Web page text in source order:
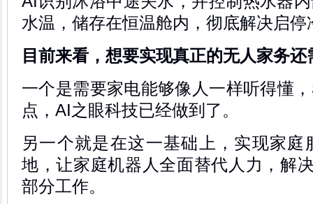
水温，储存在恒温舱内，彻底解决启停
目前来看，想要实现真正的无人家务
一个是需要家电能够像人一样听得懂
点，AI之眼科技已经做到了。
另一个就是在这一基础上，实现家庭
地，让家庭机器人全面替代人力，解
部分工作。